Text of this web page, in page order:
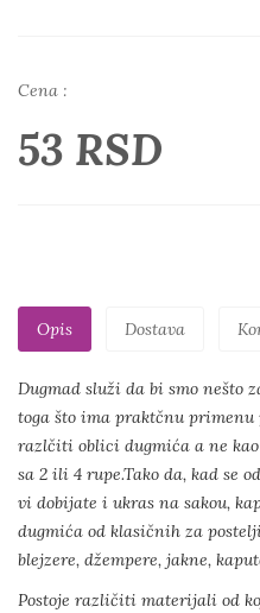
Cena :
53 RSD
Opis Dostava
Dugmad služi da bi smo nešto
toga što ima praktčnu primenu
razlčiti oblici dugmića a ne
sa 2 ili 4 rupe.Tako da, kad se
vi dobijate i ukras na sakou,
dugmića od klasičnih za
blejzere, džempere, jakne,
Postoje različiti materijali od